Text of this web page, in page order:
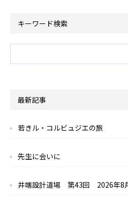
キーワード検索
最新記事
若きル・コルビュジエの旅
先生に会いに
井端設計道場 第43回 2026年8